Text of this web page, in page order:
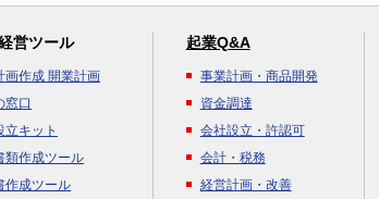
営ツール
画作成 開業計画
窓口
立キット
類作成ツール
作成ツール
起業Q&A
事業計画・商品開発
資金調達
会社設立・許認可
会計・税務
経営計画・改善